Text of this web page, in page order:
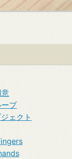
プ
ェクト